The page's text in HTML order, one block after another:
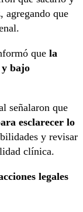
agregando que
que la
y bajo
señalaron que
esclarecer lo
y revisar
clínica.
legales